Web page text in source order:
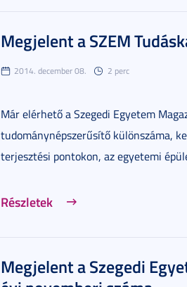
Megjelent a SZEM
2014. december 08. 2 perc
Már elérhető a Szegedi Egyetem
tudománynépszerűsítő különszáma,
terjesztési pontokon, az egyetemi
Részletek
Megjelent a Szegedi